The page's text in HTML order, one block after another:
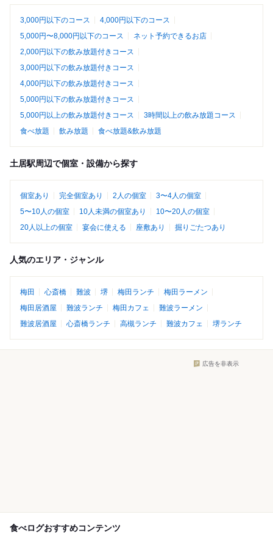
3,000円以下のコース
4,000円以下のコース
5,000円〜8,000円以下のコース
ネット予約できるお店
2,000円以下の飲み放題付きコース
3,000円以下の飲み放題付きコース
4,000円以下の飲み放題付きコース
5,000円以下の飲み放題付きコース
5,000円以上の飲み放題付きコース
3時間以上の飲み放題コース
食べ放題
飲み放題 食べ放題&飲み放題
土居駅周辺で個室・設備から探す
個室あり 完全個室あり 2人の個室
3〜4人の個室
5〜10人の個室
10人未満の個室あり
10〜20人の個室
20人以上の個室
宴会に使える 座敷あり 掘りごたつあり
人気のエリア・ジャンル
梅田 心斎橋 難波 堺 梅田ランチ
梅田ラーメン
梅田居酒屋
難波ランチ 梅田カフェ
難波ラーメン
難波居酒屋
心斎橋ランチ 高槻ランチ 難波カフェ 堺ランチ
広告を非表示
食べログおすすめコンテンツ